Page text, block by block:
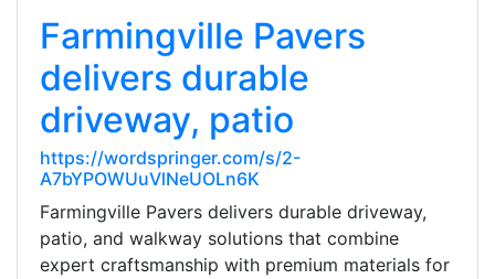
Farmingville Pavers
delivers durable
driveway, patio
https://wordspringer.com/s/2-
A7bYPOWUuVlNeUOLn6K
Farmingville Pavers delivers durable driveway,
patio, and walkway solutions that combine
expert craftsmanship with premium materials for